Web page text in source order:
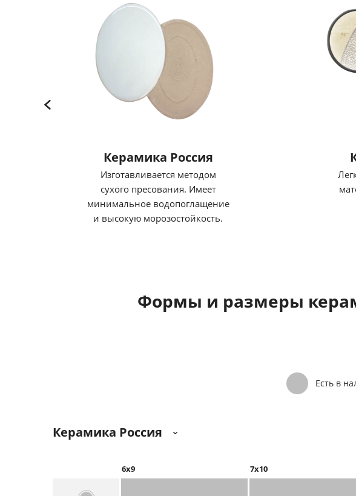
Керамика Россия
Изготавливается методом
сухого пресования. Имеет
минимальное водопоглащение
и высокую морозостойкость.
Формы и размеры
Есть в
Керамика Россия
6х9 7x10